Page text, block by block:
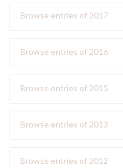
Browse entries of 2017
Browse entries of 2016
Browse entries of 2015
Browse entries of 2013
Browse entries of 2012